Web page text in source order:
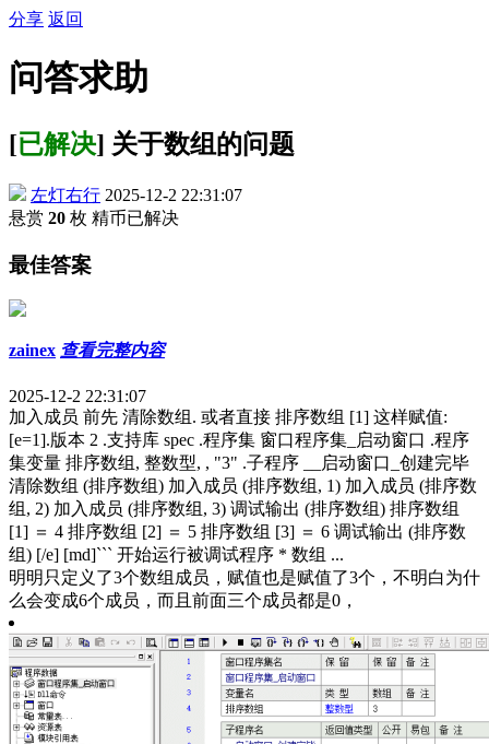
分享 返回
问答求助
[已解决] 关于数组的问题
左灯右行 2025-12-2 22:31:07
悬赏 20 枚 精币已解决
最佳答案
zainex 查看完整内容
2025-12-2 22:31:07
加入成员 前先 清除数组. 或者直接 排序数组 [1] 这样赋值:
[e=1].版本 2 .支持库 spec .程序集 窗口程序集_启动窗口 .程序
集变量 排序数组, 整数型, , "3" .子程序 __启动窗口_创建完毕
清除数组 (排序数组) 加入成员 (排序数组, 1) 加入成员 (排序数
组, 2) 加入成员 (排序数组, 3) 调试输出 (排序数组) 排序数组
[1] ＝ 4 排序数组 [2] ＝ 5 排序数组 [3] ＝ 6 调试输出 (排序数
组) [/e] [md]``` 开始运行被调试程序 * 数组 ...
明明只定义了3个数组成员，赋值也是赋值了3个，不明白为什
么会变成6个成员，而且前面三个成员都是0，